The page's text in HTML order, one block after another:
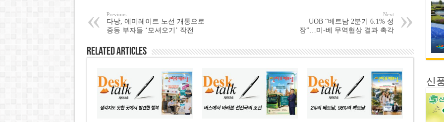
Previous
다낭, 에미레이트 노선 개통으로
중동 부자들 ‘모셔오기’ 작전
Next
UOB “베트남 2분기 6.1% 성
장”…미-베 무역협상 결과 촉각
Related Articles
신